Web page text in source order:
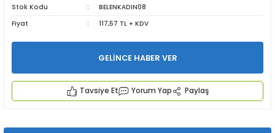
Stok Kodu
BELENKADIN08
Fiyat
117,57 TL + KDV
GELİNCE HABER VER
Tavsiye Et Yorum Yap Paylaş